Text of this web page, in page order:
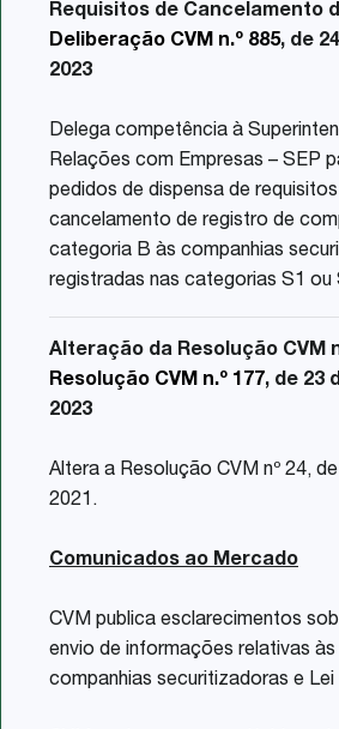
Requisitos de Cancelamento
Deliberação CVM n.º 885, de
2023
Delega competência à
Relações com Empresas – SEP
pedidos de dispensa de
cancelamento de registro de
categoria B às companhias
registradas nas categorias S1 ou
Alteração da Resolução CVM
Resolução CVM n.º 177, de 23
2023
Altera a Resolução CVM nº 24,
2021.
Comunicados ao Mercado
CVM publica esclarecimentos
envio de informações relativas
companhias securitizadoras e Lei